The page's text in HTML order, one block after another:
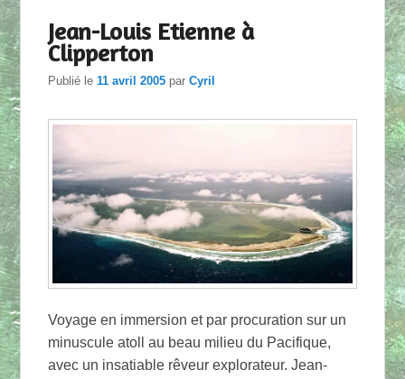
Jean-Louis Etienne à
Clipperton
Publié le11 avril 2005 parCyril
Voyage en immersion et par procuration sur un
minuscule atoll au beau milieu du Pacifique,
avec un insatiable rêveur explorateur. Jean-